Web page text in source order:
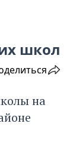
школ
на